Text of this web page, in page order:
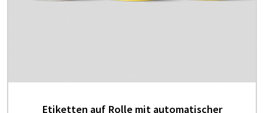
Etiketten auf Rolle mit automatischer